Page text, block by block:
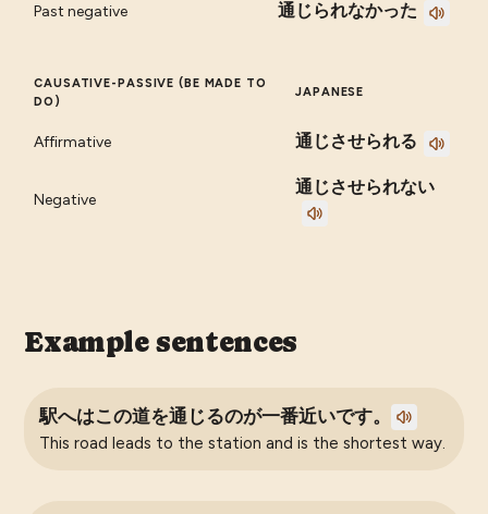
Past negative 通じられなかった
CAUSATIVE-PASSIVE (BE MADE TO
DO)
JAPANESE
Affirmative 通じさせられる
Negative
通じさせられない
Example sentences
駅へはこの道を通じるのが一番近いです。
This road leads to the station and is the shortest way.